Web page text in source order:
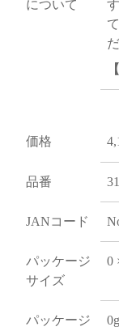
について
【
価格
品番
JANコード
パッケージ
サイズ
0
パッケージ
0g